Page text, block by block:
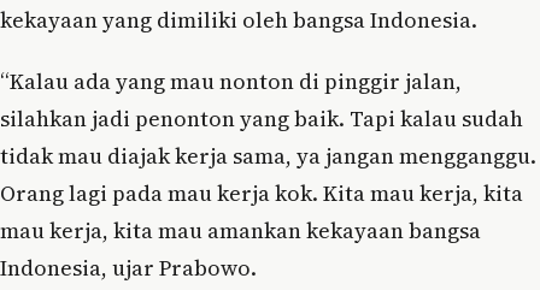
kekayaan yang dimiliki oleh bangsa Indonesia.
“Kalau ada yang mau nonton di pinggir jalan,
silahkan jadi penonton yang baik. Tapi kalau sudah
tidak mau diajak kerja sama, ya jangan mengganggu.
Orang lagi pada mau kerja kok. Kita mau kerja, kita
mau kerja, kita mau amankan kekayaan bangsa
Indonesia, ujar Prabowo.